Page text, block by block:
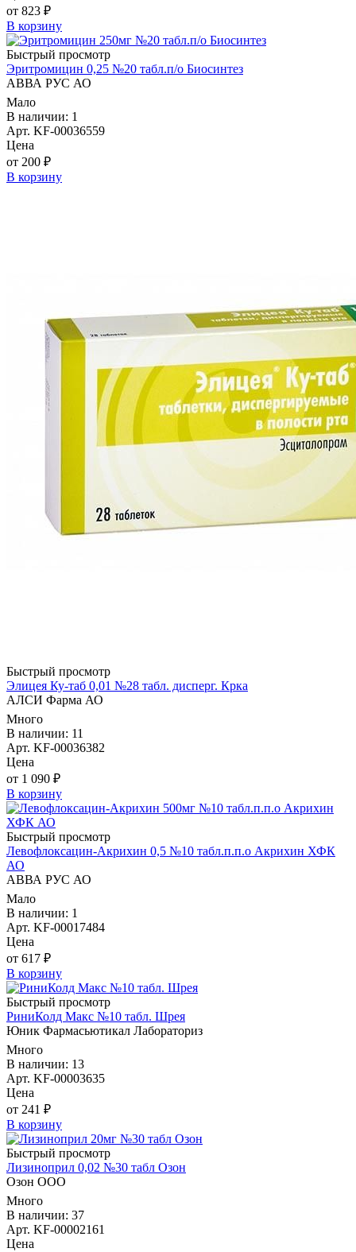
от 823 ₽
В корзину
Быстрый просмотр
Эритромицин 0,25 №20 табл.п/о Биосинтез
АВВА РУС АО
Мало
В наличии: 1
Арт. KF-00036559
Цена
от 200 ₽
В корзину
Быстрый просмотр
Элицея Ку-таб 0,01 №28 табл. дисперг. Крка
АЛСИ Фарма АО
Много
В наличии: 11
Арт. KF-00036382
Цена
от 1 090 ₽
В корзину
Быстрый просмотр
Левофлоксацин-Акрихин 0,5 №10 табл.п.п.о Акрихин ХФК
АО
АВВА РУС АО
Мало
В наличии: 1
Арт. KF-00017484
Цена
от 617 ₽
В корзину
Быстрый просмотр
РиниКолд Макс №10 табл. Шрея
Юник Фармасьютикал Лабораториз
Много
В наличии: 13
Арт. KF-00003635
Цена
от 241 ₽
В корзину
Быстрый просмотр
Лизиноприл 0,02 №30 табл Озон
Озон ООО
Много
В наличии: 37
Арт. KF-00002161
Цена